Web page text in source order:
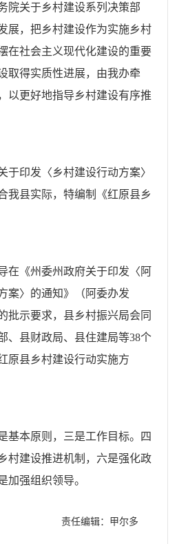
院关于乡村建设系列决策部
展，把乡村建设作为实施乡村
在社会主义现代化建设的重要
取得实质性进展，由我办牵
以更好地指导乡村建设有序推
于印发〈乡村建设行动方案〉
我县实际，特编制《红原县乡
在《州委州政府关于印发〈阿
案〉的通知》（阿委办发
批示要求，县乡村振兴局会同
、县财政局、县住建局等38个
原县乡村建设行动实施方
基本原则，三是工作目标。四
村建设推进机制，六是强化政
加强组织领导。
责任编辑：甲尔多